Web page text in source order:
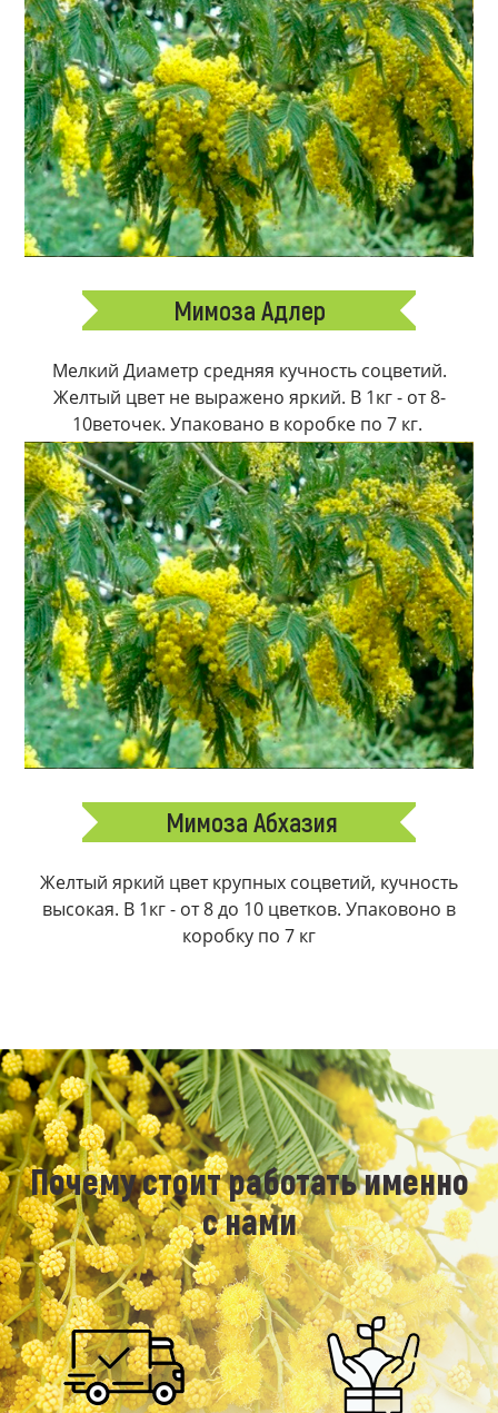
Мимоза Адлер
Мелкий Диаметр средняя кучность соцветий.
Желтый цвет не выражено яркий. В 1кг - от 8-
10веточек. Упаковано в коробке по 7 кг.
Мимоза Абхазия
Желтый яркий цвет крупных соцветий, кучность
высокая. В 1кг - от 8 до 10 цветков. Упаковоно в
коробку по 7 кг
Почему стоит работать именно
с нами